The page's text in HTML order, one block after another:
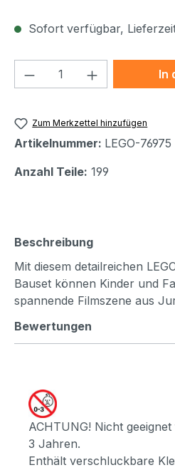
Sofort verfügbar,
Produkt Anzahl: In
Zum Merkzettel hinzufügen
Artikelnummer: LEGO-76975
Anzahl Teile: 199
Beschreibung
Mit diesem detailreichen
Bauset können Kinder und
spannende Filmszene aus
Bewertungen
ACHTUNG! Nicht
3 Jahren.
Enthält verschluckbare